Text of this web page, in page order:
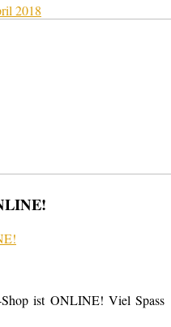
2018
ist ONLINE! Viel Spass